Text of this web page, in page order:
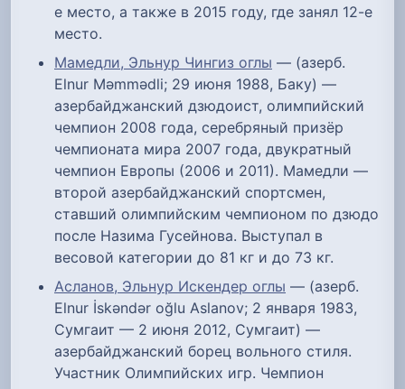
е место, а также в 2015 году, где занял 12-е
место.
Мамедли, Эльнур Чингиз оглы — (азерб.
Elnur Məmmədli; 29 июня 1988, Баку) —
азербайджанский дзюдоист, олимпийский
чемпион 2008 года, серебряный призёр
чемпионата мира 2007 года, двукратный
чемпион Европы (2006 и 2011). Мамедли —
второй азербайджанский спортсмен,
ставший олимпийским чемпионом по дзюдо
после Назима Гусейнова. Выступал в
весовой категории до 81 кг и до 73 кг.
Асланов, Эльнур Искендер оглы — (азерб.
Elnur İskəndər oğlu Aslanov; 2 января 1983,
Сумгаит — 2 июня 2012, Сумгаит) —
азербайджанский борец вольного стиля.
Участник Олимпийских игр. Чемпион